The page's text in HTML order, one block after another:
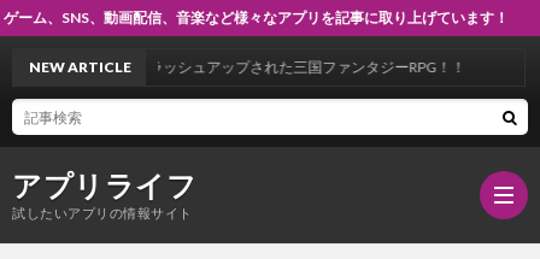
様々なアプリを記事に取り上げています！
アプリライフ
試したいアプリの情報サイト
NEW ARTICLE
シュアップされた三国ファンタジーRPG！！